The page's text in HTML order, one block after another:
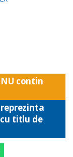
contin
titlu de